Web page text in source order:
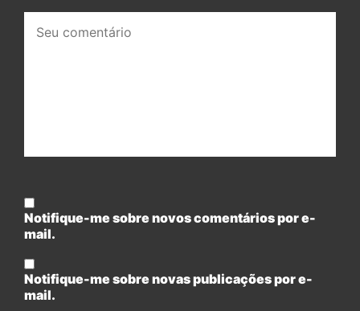
comentário:
Notifique-me sobre novos comentários por e-
mail.
Notifique-me sobre novas publicações por e-
mail.